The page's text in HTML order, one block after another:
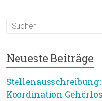
Neueste Beiträge
Koordination